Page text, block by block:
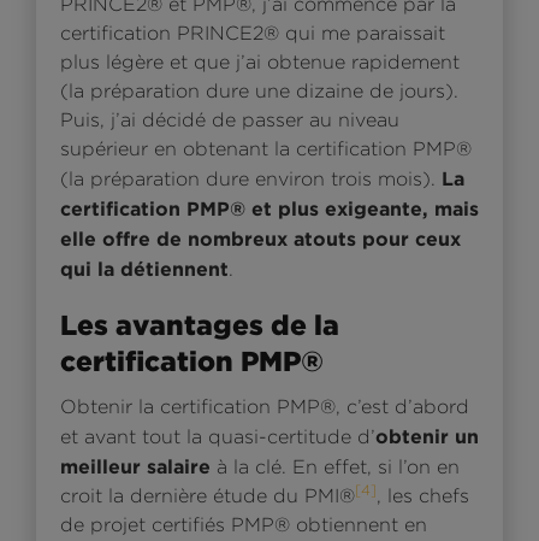
certification PRINCE2® qui me paraissait
plus légère et que j’ai obtenue rapidement
(la préparation dure une dizaine de jours).
Puis, j’ai décidé de passer au niveau
supérieur en obtenant la certification PMP®
(la préparation dure environ trois mois). La
certification PMP® et plus exigeante, mais
elle offre de nombreux atouts pour ceux
qui la détiennent.
Les avantages de la
certification PMP®
Obtenir la certification PMP®, c’est d’abord
et avant tout la quasi-certitude d’obtenir un
meilleur salaire à la clé. En effet, si l’on en
croit la dernière étude du PMI®[4], les chefs
de projet certifiés PMP® obtiennent en